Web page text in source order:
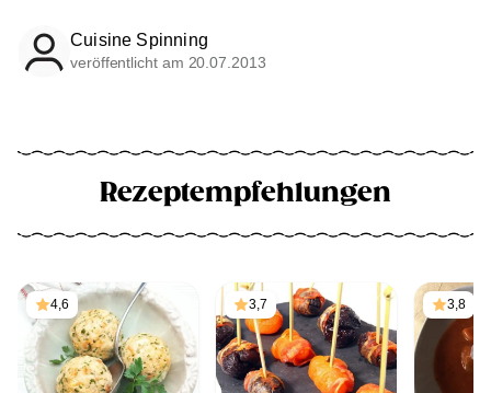
Cuisine Spinning
veröffentlicht am 20.07.2013
Rezeptempfehlungen
4,6 3,7 3,8